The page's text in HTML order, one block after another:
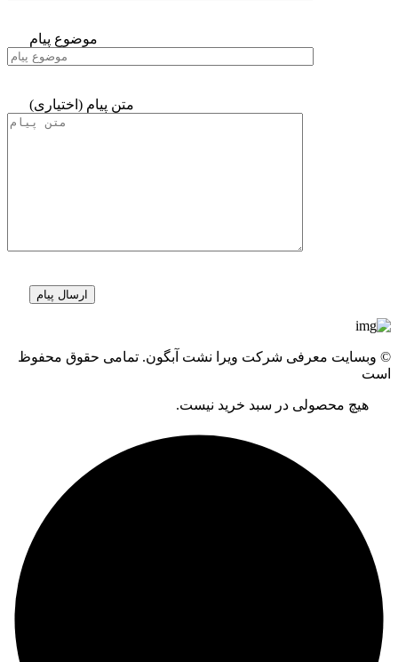
موضوع پیام
متن پیام (اختیاری)
© وبسایت معرفی شرکت ویرا نشت آبگون. تمامی حقوق محفوظ
است
هیچ محصولی در سبد خرید نیست.